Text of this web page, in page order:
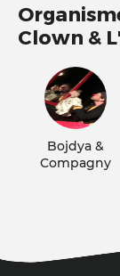
Clown &
Bojdya &
Compagny